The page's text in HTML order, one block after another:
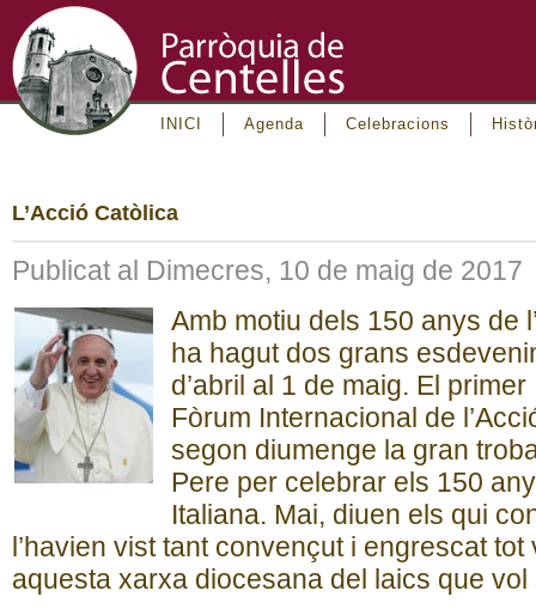
INICI Agenda Celebracions
L’Acció Catòlica
Publicat al Dimecres, 10 de maig de 2017
Amb motiu dels 150 anys de
ha hagut dos grans
d’abril al 1 de maig. El
Fòrum Internacional de
segon diumenge la gran
Pere per celebrar els 150
Italiana. Mai, diuen els qui
l’havien vist tant convençut i engrescat
aquesta xarxa diocesana del laics que vol